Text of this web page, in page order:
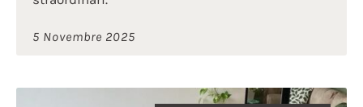
5 Novembre 2025